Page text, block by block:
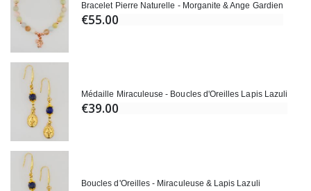
Bracelet Pierre Naturelle - Morganite & Ange Gardien
€55.00
Médaille Miraculeuse - Boucles d'Oreilles Lapis Lazuli
€39.00
Boucles d'Oreilles - Miraculeuse & Lapis Lazuli